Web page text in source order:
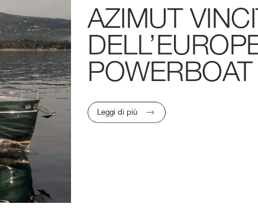
AZIMUT
POWERBOAT
Leggi di più